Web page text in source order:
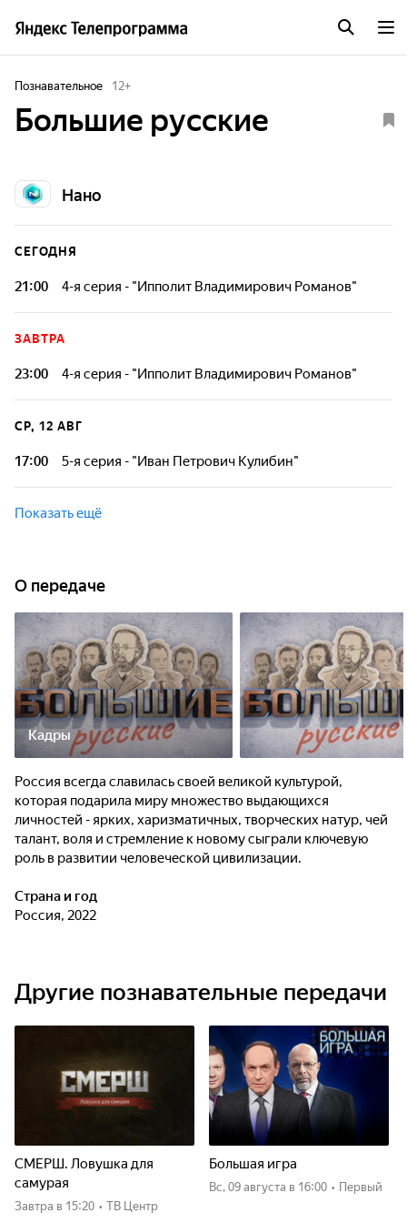
Познавательное 12+
Большие русские
Нано
СЕГОДНЯ
21:00 4-я серия - "Ипполит Владимирович Романов"
Ипполит Владимирович Романов был российским
Академии художеств. Он внёс значительный вклад в
ЗАВТРА
23:00 4-я серия - "Ипполит Владимирович Романов"
Ипполит Владимирович Романов был российским
Академии художеств. Он внёс значительный вклад в
СР, 12 АВГ
17:00 5-я серия - "Иван Петрович Кулибин"
Россия всегда славилась своей великой культурой,
которая подарила миру множество выдающихся
личностей - ярких, харизматичных, творческих натур, чей
Показать ещё
О передаче
Кадры
Россия всегда славилась своей великой культурой,
которая подарила миру множество выдающихся
личностей - ярких, харизматичных, творческих натур, чей
талант, воля и стремление к новому сыграли ключевую
роль в развитии человеческой цивилизации.
Страна и год
Россия, 2022
Другие познавательные передачи
СМЕРШ. Ловушка для
самурая
Завтра в 15:20 • ТВ Центр
Большая игра
вс, 09 августа в 16:00 • Первый